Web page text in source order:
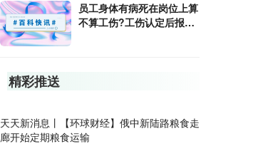
员工身体有病死在岗位上算
不算工伤?工伤认定后报销
精彩推送
天天新消息丨【环球财经】俄中新陆路粮食走
廊开始定期粮食运输